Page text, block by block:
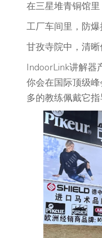
在三星堆青铜馆
工厂车间里，防
甘孜寺院中，清
IndoorLink讲解器
你会在国际顶级
多的教练佩戴它